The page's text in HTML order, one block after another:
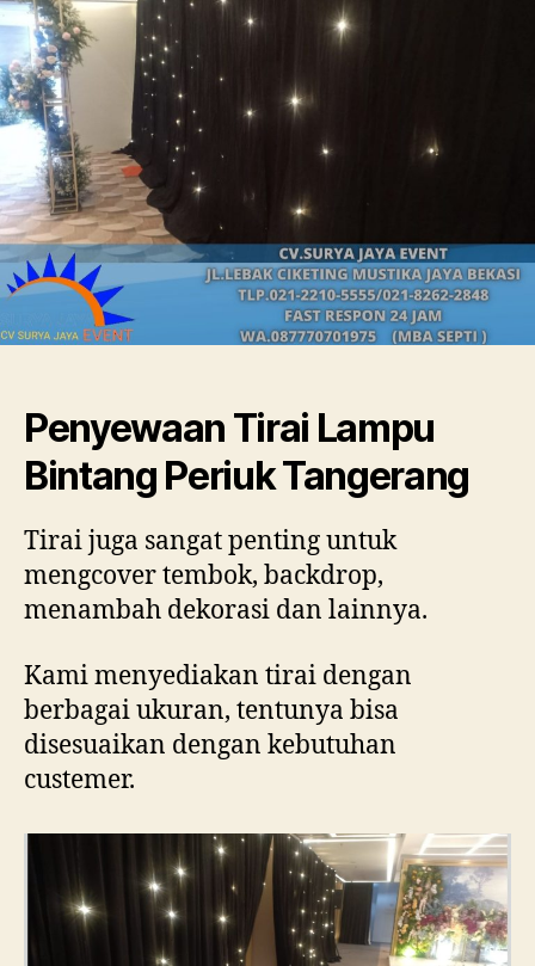
Periuk
Tangerang
Penyewaan Tirai Lampu
Bintang Periuk Tangerang
Tirai juga sangat penting untuk
mengcover tembok, backdrop,
menambah dekorasi dan lainnya.
Kami menyediakan tirai dengan
berbagai ukuran, tentunya bisa
disesuaikan dengan kebutuhan
custemer.